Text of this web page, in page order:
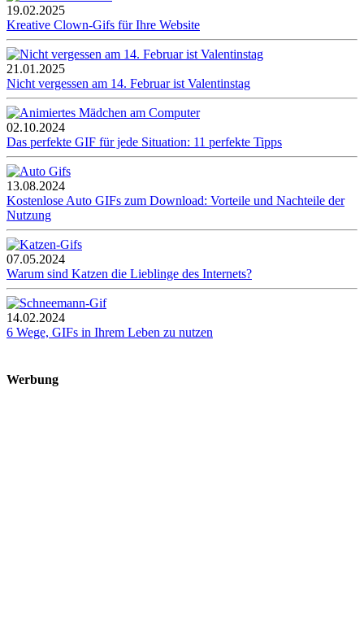
19.02.2025
Kreative Clown-Gifs für Ihre Website
21.01.2025
Nicht vergessen am 14. Februar ist Valentinstag
02.10.2024
Das perfekte GIF für jede Situation: 11 perfekte Tipps
13.08.2024
Kostenlose Auto GIFs zum Download: Vorteile und Nachteile der
Nutzung
07.05.2024
Warum sind Katzen die Lieblinge des Internets?
14.02.2024
6 Wege, GIFs in Ihrem Leben zu nutzen
Werbung